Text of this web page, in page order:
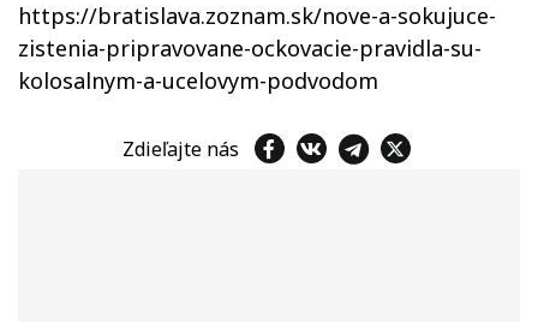
https://bratislava.zoznam.sk/nove-a-sokujuce-
zistenia-pripravovane-ockovacie-pravidla-su-
kolosalnym-a-ucelovym-podvodom
Zdieľajte nás